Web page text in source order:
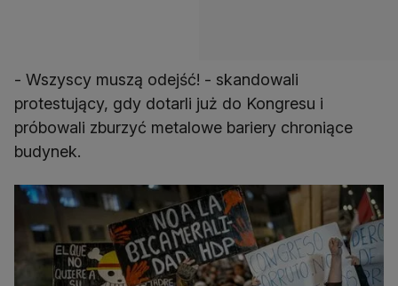
- Wszyscy muszą odejść! - skandowali
protestujący, gdy dotarli już do Kongresu i
próbowali zburzyć metalowe bariery chroniące
budynek.